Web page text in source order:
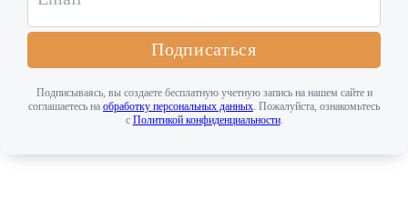
Подписаться
Подписываясь, вы создаете бесплатную учетную запись на нашем сайте и
соглашаетесь на обработку персональных данных . Пожалуйста, ознакомьтесь
с Политикой конфиденциальности.